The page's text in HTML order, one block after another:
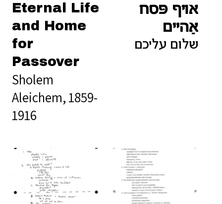
Eternal Life
and Home
for
Passover
Sholem
Aleichem, 1859-
1916
אױף פּסח
אַהײם
שלום עליכם